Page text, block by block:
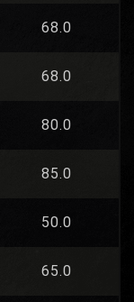
68.0
68.0
80.0
85.0
50.0
65.0